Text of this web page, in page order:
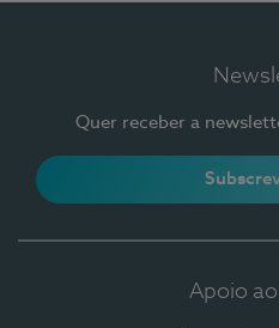
Quer receber a
Apoio